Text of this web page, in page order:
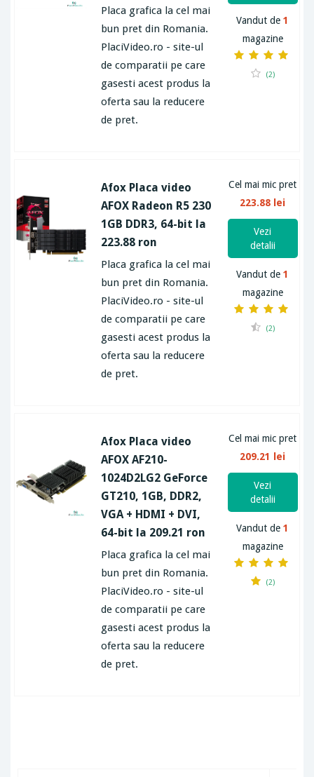
Placa grafica la cel mai
bun pret din Romania.
PlaciVideo.ro - site-ul
de comparatii pe care
gasesti acest produs la
oferta sau la reducere
de pret.
Vandut de1
magazine
(2)
Afox Placa video
AFOX Radeon R5 230
1GB DDR3, 64-bit la
223.88 ron
Placa grafica la cel mai
bun pret din Romania.
PlaciVideo.ro - site-ul
de comparatii pe care
gasesti acest produs la
oferta sau la reducere
de pret.
Cel mai mic pret
223.88 lei
Vezi
detalii
Vandut de1
magazine
(2)
Afox Placa video
AFOX AF210-
1024D2LG2 GeForce
GT210, 1GB, DDR2,
VGA + HDMI + DVI,
64-bit la 209.21 ron
Placa grafica la cel mai
bun pret din Romania.
PlaciVideo.ro - site-ul
de comparatii pe care
gasesti acest produs la
oferta sau la reducere
de pret.
Cel mai mic pret
209.21 lei
Vezi
detalii
Vandut de1
magazine
(2)